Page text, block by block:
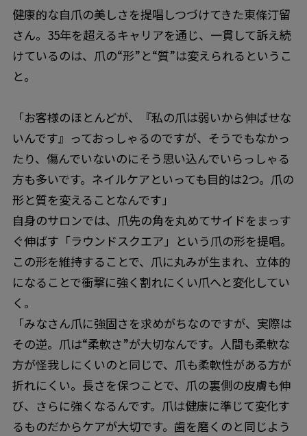
健康的な自爪の美しさを提唱しつづけてきた東條汀留
さん。35年を超えるキャリアを通じ、一貫して訴え続
けているのは、爪の“形”と“質”は変えられるというこ
と。
「お客様のほとんどが、『私の爪は弱いから伸ばせな
いんです』っておっしゃるのですが、そうでもなかっ
たり、傷んでいないのにそう思い込んでいらっしゃる
方も多いです。ネイルケアといっても目的は2つ。爪の
形と質を変えることなんです」
自身のサロンでは、爪先の角を丸めてサイドをまっす
ぐ伸ばす「ラウンドスクエア」という爪の形を提唱。
この形を維持することで、爪に丸みが生まれ、立体的
になることで衝撃に強く割れにくい爪へと変化してい
く。
「みなさん爪に強固さを求めがちなのですが、実際は
その逆。爪は“柔軟さ”が大切なんです。人間も柔軟な
方が怪我しにくいのと同じで、爪も柔軟性がある方が
折れにくい。長さを保つことで、爪の裏側の皮膚も伸
び、さらに強くなるんです。爪は健康に準じて変化す
るものだからケアが大切です。歯を磨くのと同じよう